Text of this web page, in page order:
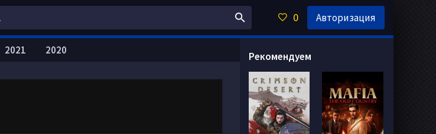
2021 2020 Рекомендуем
0 Авторизация